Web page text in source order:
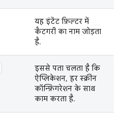
यह इंटेंट फ़िल्टर में
कैटगरी का नाम जोड़ता
है.
इससे पता चलता है कि
ऐप्लिकेशन, हर स्क्रीन
कॉन्फ़िगरेशन के साथ
काम करता है.